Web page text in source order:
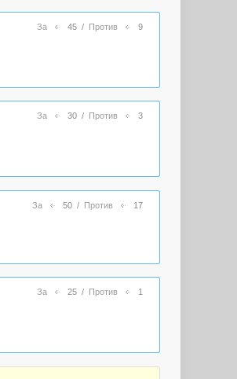
За 45/ Против 9
За 30/ Против 3
За 50/ Против 17
За 25/ Против 1